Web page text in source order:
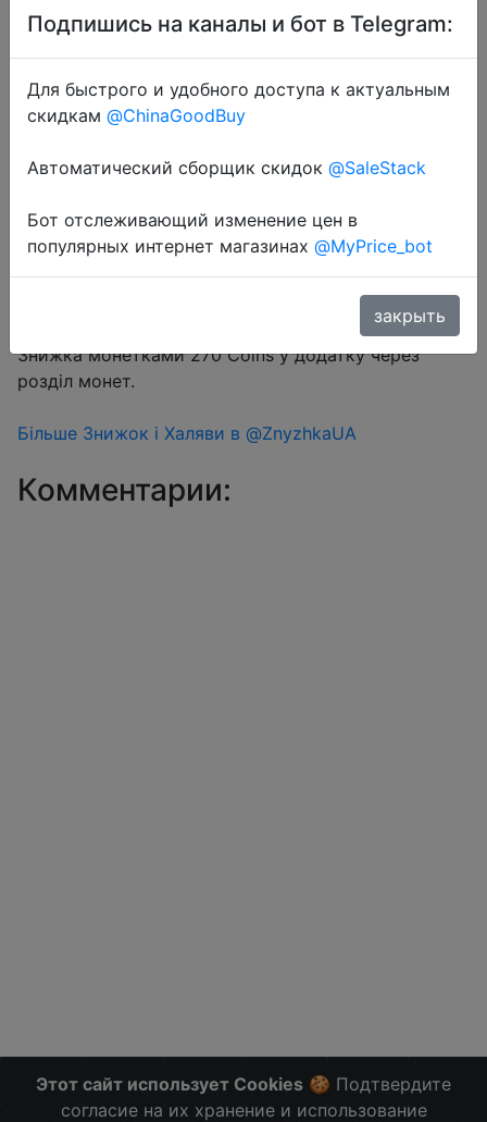
$4.79
Coins
Перейти в магазин
Знижка монетками 270 Coins у додатку через
розділ монет.
Більше Знижок і Халяви в @ZnyzhkaUA
Комментарии:
Этот сайт использует Cookies 🍪 Подтвердите
согласие на их хранение и использование
Подпишись на каналы и бот в Telegram:
Для быстрого и удобного доступа к актуальным
скидкам @ChinaGoodBuy
Автоматический сборщик скидок @SaleStack
Бот отслеживающий изменение цен в
популярных интернет магазинах @MyPrice_bot
закрыть